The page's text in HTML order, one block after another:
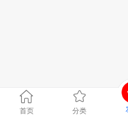
首页 分类